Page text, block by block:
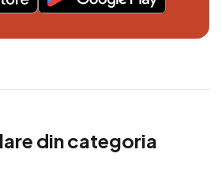
din categoria